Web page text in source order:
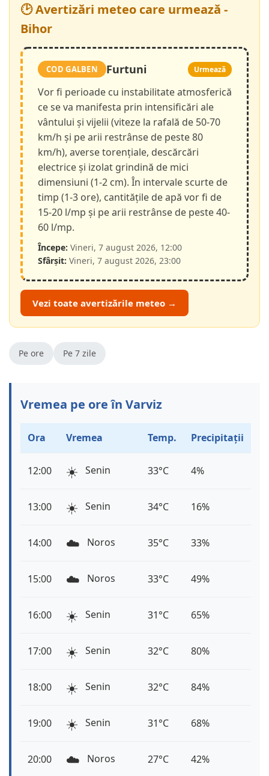
🕑 Avertizări meteo care urmează -
Bihor
COD GALBEN Furtuni Urmează
Vor fi perioade cu instabilitate atmosferică
ce se va manifesta prin intensificări ale
vântului și vijelii (viteze la rafală de 50-70
km/h și pe arii restrânse de peste 80
km/h), averse torențiale, descărcări
electrice și izolat grindină de mici
dimensiuni (1-2 cm). În intervale scurte de
timp (1-3 ore), cantitățile de apă vor fi de
15-20 l/mp și pe arii restrânse de peste 40-
60 l/mp.
Începe: Vineri, 7 august 2026, 12:00
Sfârșit: Vineri, 7 august 2026, 23:00
Vezi toate avertizările meteo →
Pe ore Pe 7 zile
Vremea pe ore în Varviz
Ora Vremea Temp. Precipitații
12:00 ☀️ Senin 33°C 4%
13:00 ☀️ Senin 34°C 16%
14:00 ☁️ Noros 35°C 33%
15:00 ☁️ Noros 33°C 49%
16:00 ☀️ Senin 31°C 65%
17:00 ☀️ Senin 32°C 80%
18:00 ☀️ Senin 32°C 84%
19:00 ☀️ Senin 31°C 68%
20:00 ☁️ Noros 27°C 42%